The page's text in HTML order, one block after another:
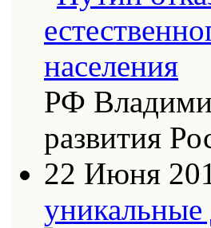
РФ
развития
22 Июня
уникальные